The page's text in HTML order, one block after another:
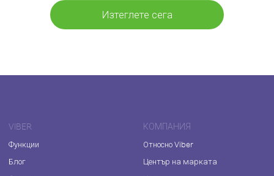
Изтеглете сега
VIBER
Функции
Блог
КОМПАНИЯ
Относно Viber
Център на марката